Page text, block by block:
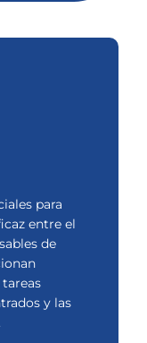
para
entre el
de
y las